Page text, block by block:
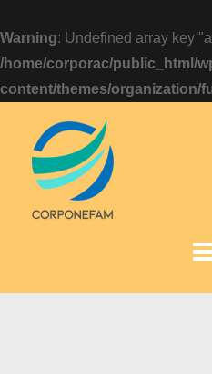
Warning: Undefined array key
/home/corporac/public_html/
content/themes/organization/